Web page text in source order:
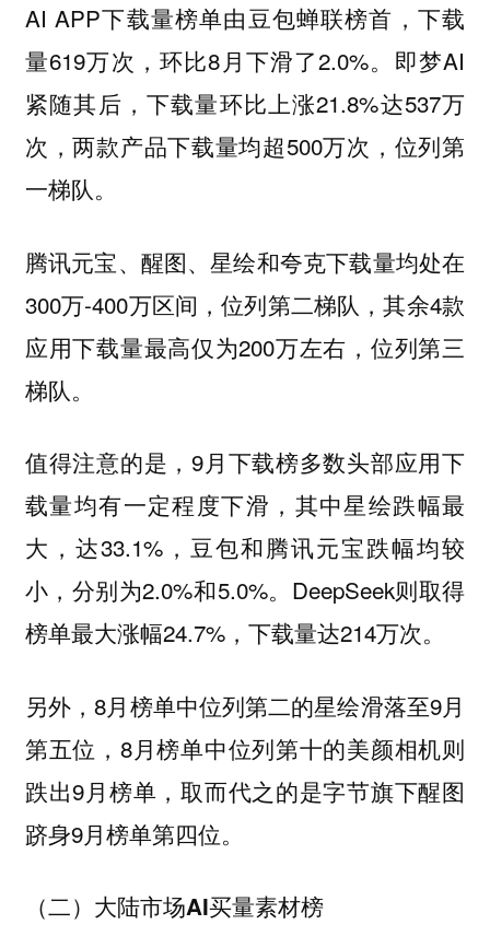
AI APP下载量榜单由豆包蝉联榜首，下载
量619万次，环比8月下滑了2.0%。即梦AI
紧随其后，下载量环比上涨21.8%达537万
次，两款产品下载量均超500万次，位列第
一梯队。
腾讯元宝、醒图、星绘和夸克下载量均处在
300万-400万区间，位列第二梯队，其余4款
应用下载量最高仅为200万左右，位列第三
梯队。
值得注意的是，9月下载榜多数头部应用下
载量均有一定程度下滑，其中星绘跌幅最
大，达33.1%，豆包和腾讯元宝跌幅均较
小，分别为2.0%和5.0%。DeepSeek则取得
榜单最大涨幅24.7%，下载量达214万次。
另外，8月榜单中位列第二的星绘滑落至9月
第五位，8月榜单中位列第十的美颜相机则
跌出9月榜单，取而代之的是字节旗下醒图
跻身9月榜单第四位。
（二）大陆市场AI买量素材榜